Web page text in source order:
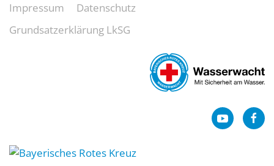
Impressum
Datenschutz
Grundsatzerklärung LkSG